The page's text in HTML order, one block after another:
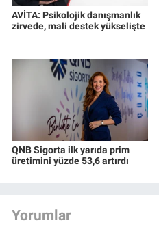
AVİTA: Psikolojik danışmanlık
zirvede, mali destek yükselişte
QNB Sigorta ilk yarıda prim
üretimini yüzde 53,6 artırdı
Yorumlar